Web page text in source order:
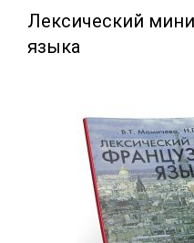
Лексический
языка